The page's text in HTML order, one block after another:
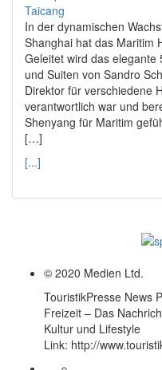
In der dynamischen
Shanghai hat das Maritim
Geleitet wird das
und Suiten von Sandro
Direktor für verschiedene
verantwortlich war und
Shenyang für Maritim
[…]
[...]
© 2020 Medien Ltd.
TouristikPresse News
Freizeit – Das
Kultur und Lifestyle
Link: http://